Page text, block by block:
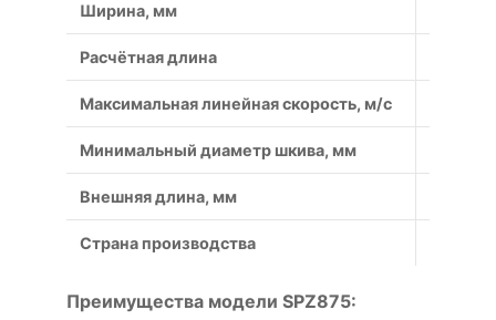
Ширина, мм
Расчётная длина
Максимальная линейная скорость, м/с
Минимальный диаметр шкива, мм
Внешняя длина, мм
Страна производства
Преимущества модели SPZ875: